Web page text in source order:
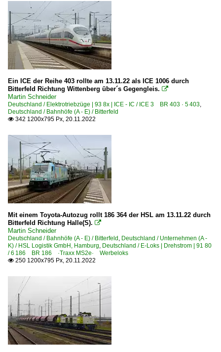
Personenwagen | Steuerwagen
Doppelstock-Steuerwagen 1. Generation modernisiert
Doppelstock-Steuerwagen 2. Generation für DR 760.0
Doppelstock-Steuerwagen 4. Generation 763-767, 785
IC-Steuerwagen InterRegio 269, 287
IC-Steuerwagen 286
Regional- und Fernzüge
Lz Lokzüge
Mess Messzüge
MET Metropolitan-Züge
PbZ Personenzug für besondere Zwecke
Sachsen-Anhalt
S-Bahnen und Regionalstadtbahnen
S-Bahn Mitteldeutschland
Zugzielanzeiger, Zugzieltafeln
Strecken | KBS 200-299
250 (Berlin–) Wittenberg – Bitterfeld – Halle
Ein ICE der Reihe 403 rollte am 13.11.22 als ICE 1006 durch
Bitterfeld Richtung Wittenberg über´s Gegengleis. 
Martin Schneider
Deutschland / Elektrotriebzüge | 93 8x | ICE - IC / ICE 3 BR 403 · 5 403,
Deutschland / Bahnhöfe (A - E) / Bitterfeld
 342 1200x795 Px, 20.11.2022
Mit einem Toyota-Autozug rollt 186 364 der HSL am 13.11.22 durch
Bitterfeld Richtung Halle(S). 
Martin Schneider
Deutschland / Bahnhöfe (A - E) / Bitterfeld , Deutschland / Unternehmen (A -
K) / HSL Logistik GmbH, Hamburg, Deutschland / E-Loks | Drehstrom | 91 80
/ 6 186 BR 186 ·Traxx MS2e· Werbeloks
 250 1200x795 Px, 20.11.2022